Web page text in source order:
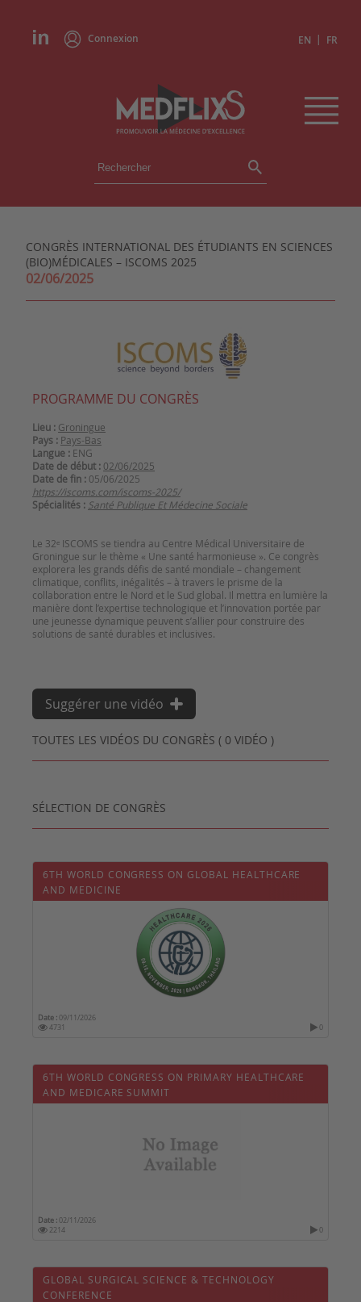
Connexion EN | FR
ÉVÉNEMENTS
INSTITUTIONS
CONGRÈS EN RÉSUMÉ
CONGRÈS INTERNATIONAL DES ÉTUDIANTS EN SCIENCES
(BIO)MÉDICALES – ISCOMS 2025
02/06/2025
PROGRAMME DU CONGRÈS
Lieu : Groningue
Pays : Pays-Bas
Langue : ENG
Date de début : 02/06/2025
Date de fin : 05/06/2025
https://iscoms.com/iscoms-2025/
Spécialités : Santé Publique Et Médecine Sociale
Le 32ᵉ ISCOMS se tiendra au Centre Médical Universitaire de
Groningue sur le thème « Une santé harmonieuse ». Ce congrès
explorera les grands défis de santé mondiale – changement
climatique, conflits, inégalités – à travers le prisme de la
collaboration entre le Nord et le Sud global. Il mettra en lumière la
manière dont l’expertise technologique et l’innovation portée par
une jeunesse dynamique peuvent s’allier pour construire des
solutions de santé durables et inclusives.
TOUTES LES VIDÉOS DU CONGRÈS ( 0 VIDÉO )
Suggérer une vidéo
SÉLECTION DE CONGRÈS
6TH WORLD CONGRESS ON GLOBAL HEALTHCARE
AND MEDICINE
Date :09/11/2026
4731
0
6TH WORLD CONGRESS ON PRIMARY HEALTHCARE
AND MEDICARE SUMMIT
Date :02/11/2026
2214
0
GLOBAL SURGICAL SCIENCE & TECHNOLOGY
CONFERENCE